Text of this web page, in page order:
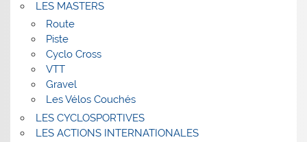
LES MASTERS
Route
Piste
Cyclo Cross
VTT
Gravel
Les Vélos Couchés
LES CYCLOSPORTIVES
LES ACTIONS INTERNATIONALES